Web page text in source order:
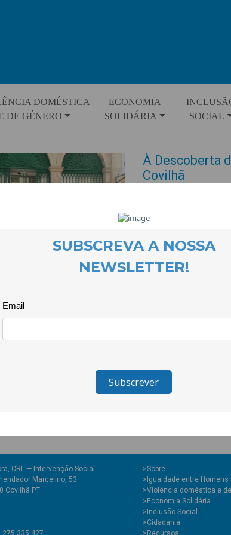
DOMÉSTICA
DE GÉNERO
ECONOMIA
SOLIDÁRIA
SOCIAL
À Descoberta
Covilhã
30 October 2025
No dia 10 de
aula por uma
histórias, objectos e
percebendo como o
nos rodeia. A
fora da escola. As
tornando esta visita
O projecto Quero
Juventude e do
Juventude, I.P. e é
CRL — Intervenção Social
Marcelino, 53
Covilhã PT
335 427
>Sobre
>Igualdade entre Homens
>Violência doméstica e
>Economia Solidária
>Inclusão Social
>Cidadania
>Recursos